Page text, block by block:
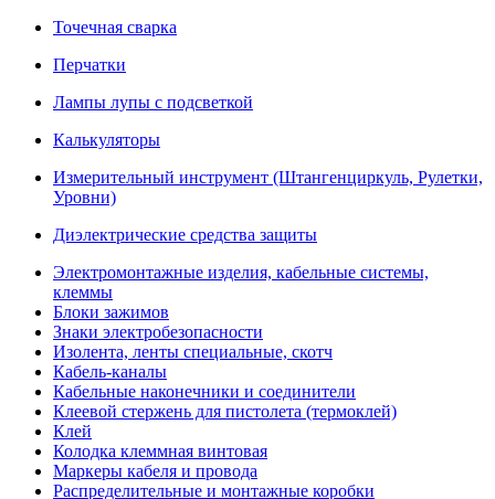
Точечная сварка
Перчатки
Лампы лупы с подсветкой
Калькуляторы
Измерительный инструмент (Штангенциркуль, Рулетки,
Уровни)
Диэлектрические средства защиты
Электромонтажные изделия, кабельные системы,
клеммы
Блоки зажимов
Знаки электробезопасности
Изолента, ленты специальные, скотч
Кабель-каналы
Кабельные наконечники и соединители
Клеевой стержень для пистолета (термоклей)
Клей
Колодка клеммная винтовая
Маркеры кабеля и провода
Распределительные и монтажные коробки